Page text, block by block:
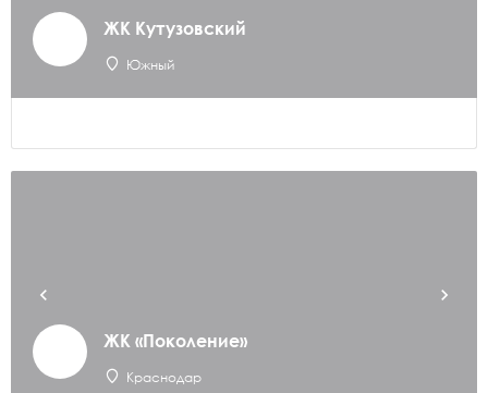
ЖК Кутузовский
Южный
ЖК «Поколение»
Краснодар